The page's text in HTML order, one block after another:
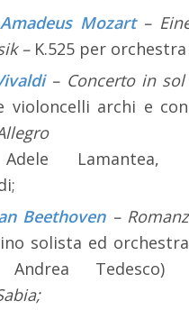
Mozart–
– K.525 per orchestra
– Concerto in sol
violoncelli archi e
Adele Lamantea,
Beethoven–
solista ed orchestra
Andrea Tedesco)